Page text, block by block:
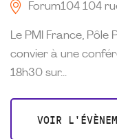
Forum104 104
Le PMI France,
convier à une
18h30 sur...
VOIR